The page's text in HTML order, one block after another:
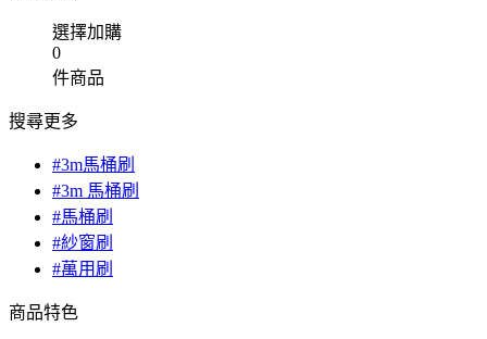
選擇加購
0
件商品
搜尋更多
#3m馬桶刷
#3m 馬桶刷
#馬桶刷
#紗窗刷
#萬用刷
商品特色